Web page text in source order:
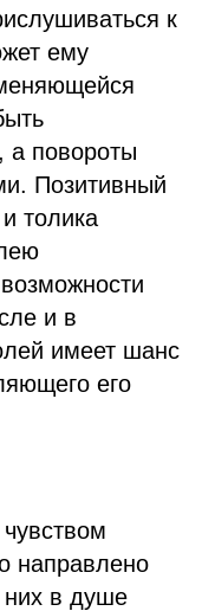
к
ему
повороты
Позитивный
толика
и в
имеет шанс
его
направлено
них в душе